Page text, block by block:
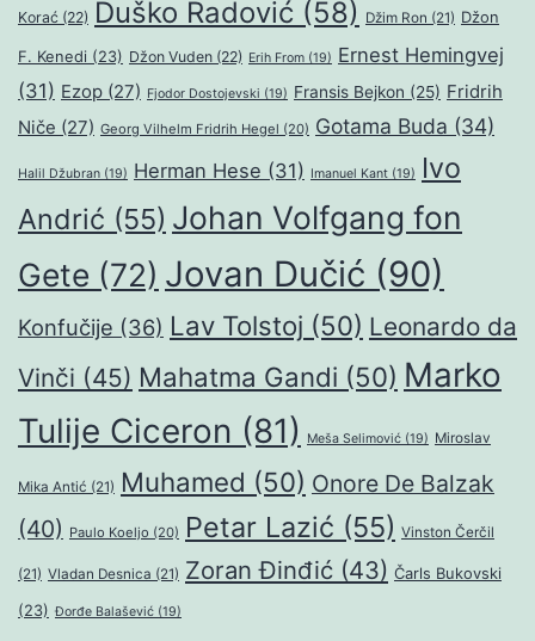
Korać (22) Duško Radović (58) Džim Ron (21) Džon
F. Kenedi (23) Džon Vuden (22) Erih From (19) Ernest Hemingvej
(31) Ezop (27) Fjodor Dostojevski (19) Fransis Bejkon (25) Fridrih
Niče (27) Georg Vilhelm Fridrih Hegel (20) Gotama Buda (34)
Halil Džubran (19) Herman Hese (31) Imanuel Kant (19)
Ivo
Andrić (55) Johan Volfgang fon
Gete (72) Jovan Dučić (90)
Konfučije (36) Lav Tolstoj (50) Leonardo da
Vinči (45) Mahatma Gandi (50) Marko
Tulije Ciceron (81) Meša Selimović (19) Miroslav
Mika Antić (21) Muhamed (50) Onore De Balzak
(40) Paulo Koeljo (20) Petar Lazić (55) Vinston Čerčil
(21) Vladan Desnica (21) Zoran Đinđić (43) Čarls Bukovski
(23) Đorđe Balašević (19)